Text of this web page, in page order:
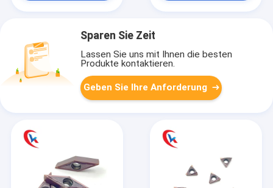
Sparen Sie Zeit
Lassen Sie uns mit Ihnen die besten
Produkte kontaktieren.
Geben Sie Ihre Anforderung